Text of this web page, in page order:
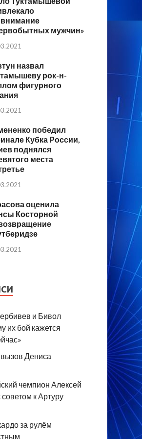
мужчин»
назвал
рок-н-
фигурного
победил
Кубка России,
поднялся
места
оценила
Косторной
и Бивол
их бой кажется
Дениса
чемпион Алексей
к Артуру
за рулём